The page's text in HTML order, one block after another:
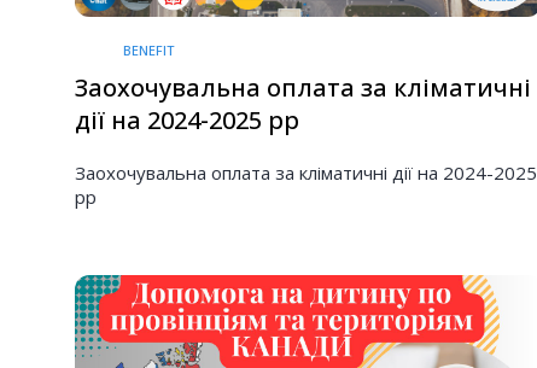
BENEFIT
Заохочувальна оплата за кліматичні
дії на 2024-2025 рр
Заохочувальна оплата за кліматичні дії на 2024-2025
рр